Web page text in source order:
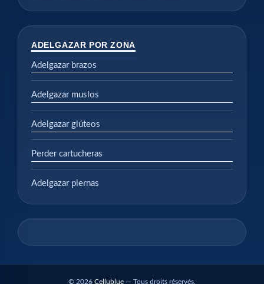
ADELGAZAR POR ZONA
Adelgazar brazos
Adelgazar muslos
Adelgazar glúteos
Perder cartucheras
Adelgazar piernas
© 2026 Cellublue — Tous droits réservés.